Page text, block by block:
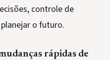
controle de
o futuro.
rápidas de